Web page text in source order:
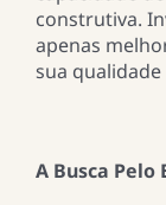
construtiva.
apenas
sua qualidade
A Busca Pelo